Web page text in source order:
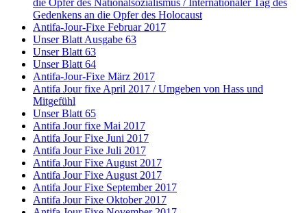
Gedenkens an die Opfer des Holocaust
Antifa-Jour-Fixe Februar 2017
Unser Blatt Ausgabe 63
Unser Blatt 63
Unser Blatt 64
Antifa-Jour-Fixe März 2017
Antifa Jour fixe April 2017 / Umgeben von Hass und
Mitgefühl
Unser Blatt 65
Antifa Jour fixe Mai 2017
Antifa Jour Fixe Juni 2017
Antifa Jour Fixe Juli 2017
Antifa Jour Fixe August 2017
Antifa Jour Fixe August 2017
Antifa Jour Fixe September 2017
Antifa Jour Fixe Oktober 2017